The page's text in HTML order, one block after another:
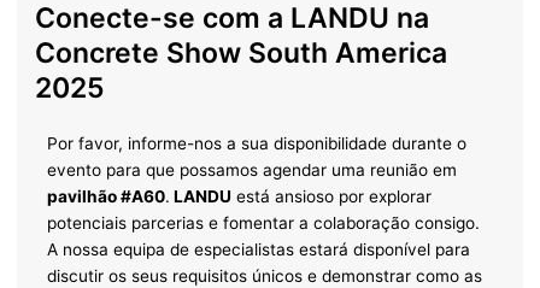
Conecte-se com a LANDU na
Concrete Show South America
2025
Por favor, informe-nos a sua disponibilidade durante o
evento para que possamos agendar uma reunião em
pavilhão #A60. LANDU está ansioso por explorar
potenciais parcerias e fomentar a colaboração consigo.
A nossa equipa de especialistas estará disponível para
discutir os seus requisitos únicos e demonstrar como as